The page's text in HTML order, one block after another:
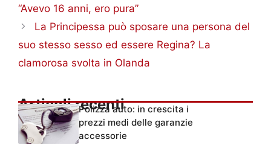
“Avevo 16 anni, ero pura”
La Principessa può sposare una persona del
suo stesso sesso ed essere Regina? La
clamorosa svolta in Olanda
Articoli recentiPolizza auto: in crescita i
prezzi medi delle garanzie
accessorie